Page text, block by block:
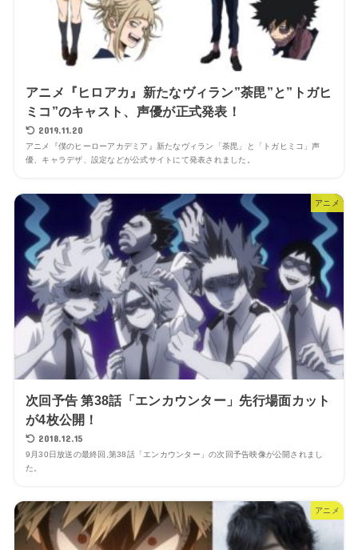
アニメ『ヒロアカ』新たなヴィラン”荼毘”と”トガヒ
ミコ”のキャスト、声優が正式発表！
2019.11.20
アニメ『僕のヒーローアカデミア』新たなヴィラン「荼毘」と「トガヒミコ」声
優、キャラデザ、設定などが公式サイトにて発表されました。
アニメ
次回予告 第38話「エンカウンター」先行場面カット
が4枚公開！
2018.12.15
9月30日放送の最終回,第38話「エンカウンター」の次回予告映像が公開されまし
た。
アニメ